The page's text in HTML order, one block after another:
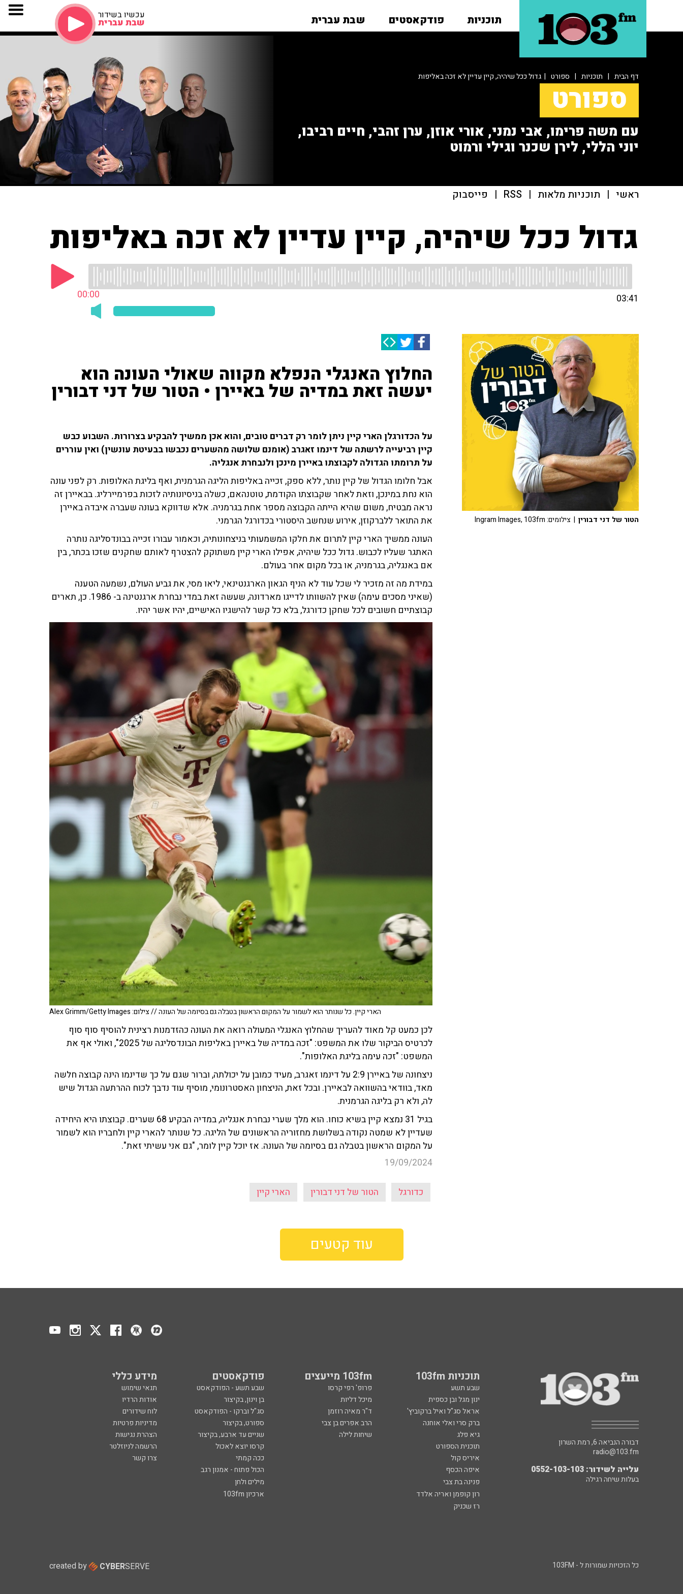
תוכניות פודקאסטים שבת עברית עכשיו בשידור
שבת עברית
דף הבית | תוכניות | ספורט | גדול ככל שיהיה, קיין עדיין לא זכה באליפות
ספורט
עם משה פרימו, אבי נמני, אורי אוזן, ערן זהבי, חיים רביבו,
יוני הללי, לירן שכנר וגילי ורמוט
ראשי | תוכניות מלאות |
RSS
| פייסבוק
גדול ככל שיהיה, קיין עדיין לא זכה באליפות
00:00 03:41
החלוץ האנגלי הנפלא מקווה שאולי העונה הוא
יעשה זאת במדיה של באיירן • הטור של דני דבורין
על הכדורגלן הארי קיין ניתן לומר רק דברים טובים, והוא אכן ממשיך להבקיע בצרורות. השבוע כבש
קיין רביעייה לרשתה של דינמו זאגרב (אומנם שלושה מהשערים נכבשו בבעיטת עונשין) ואין עוררים
על תרומתו הגדולה לקבוצתו באיירן מינכן ולנבחרת אנגליה.
אבל חלומו הגדול של קיין נותר, ללא ספק, זכייה באליפות הליגה הגרמנית, ואף בליגת האלופות. רק לפני עונה
הוא נחת במינכן, וזאת לאחר שקבוצתו הקודמת, טוטנהאם, כשלה בניסיונותיה לזכות בפרמיירליג. בבאיירן זה
נראה מבטיח, משום שהיא הייתה הקבוצה מספר אחת בגרמניה. אלא שדווקא בעונה שעברה איבדה באיירן
את התואר ללברקוזן, אירוע שנחשב היסטורי בכדורגל הגרמני.
העונה ממשיך הארי קיין לתרום את חלקו המשמעותי בניצחונותיה, וכאמור עבורו זכייה בבונדסליגה נותרה
האתגר שעליו לכבוש. גדול ככל שיהיה, אפילו הארי קיין משתוקק להצטרף לאותם שחקנים שזכו בכתר, בין
אם באנגליה, בגרמניה, או בכל מקום אחר בעולם.
במידת מה זה מזכיר לי שכל עוד לא הניף הגאון הארגנטינאי, ליאו מסי, את גביע העולם, נשמעה הטענה
(שאיני מסכים עימה) שאין להשוותו לדייגו מארדונה, שעשה זאת במדי נבחרת ארגנטינה ב- 1986. כן, תארים
קבוצתיים חשובים לכל שחקן כדורגל, בלא כל קשר להישגיו האישיים, יהיו אשר יהיו.
הארי קיין. כל שנותר הוא לשמור על המקום הראשון בטבלה גם בסיומה של העונה // צילום: Alex Grimm/Getty Images
לכן כמעט קל מאוד להעריך שהחלוץ האנגלי המעולה רואה את העונה כהזדמנות רצינית להוסיף סוף סוף
לכרטיס הביקור שלו את המשפט: "זכה במדיה של באיירן באליפות הבונדסליגה של 2025", ואולי אף את
המשפט: "זכה עימה בליגת האלופות".
ניצחונה של באיירן 2:9 על דינמו זאגרב, מעיד כמובן על יכולתה, וברור שגם על כך שדינמו הינה קבוצה חלשה
מאד, בוודאי בהשוואה לבאיירן. ובכל זאת, הניצחון האסטרונומי, מוסיף עוד נדבך לכוח ההרתעה הגדול שיש
לה, ולא רק בליגה הגרמנית.
בגיל 31 נמצא קיין בשיא כוחו. הוא מלך שערי נבחרת אנגליה, במדיה הבקיע 68 שערים. קבוצתו היא היחידה
שעדיין לא שמטה נקודה בשלושת מחזוריה הראשונים של הליגה. כל שנותר להארי קיין ולחבריו הוא לשמור
על המקום הראשון בטבלה גם בסיומה של העונה. אז יוכל קיין לומר, "גם אני עשיתי זאת".
19/09/2024
כדורגל הטור של דני דבורין הארי קיין
הטור של דני דבורין | צילומים: Ingram Images, 103fm
עוד קטעים
תוכניות 103fm 103fm מייעצים פודקאסטים מידע כללי
שבע תשע פרופ' רפי קרסו שבע תשע - הפודקאסט
תנאי שימוש
ינון מגל ובן כספית
מיכל דליות בן וינון, בקיצור
אודות הרדיו
אראל סג"ל ואיל ברקוביץ'
ד"ר מאיה רוזמן סג"ל וברקו - הפודקאסט
לוח שידורים
ברק סרי ואלי אוחנה
הרב אפרים בן צבי ספורט, בקיצור
מדיניות פרטיות
גיא פלג
שיחות לילה שניים עד ארבע, בקיצור
הצהרת נגישות
תוכנית הספורט
קרסו יוצא לאכול
הרשמה לניוזלטר
איריס קול
ככה קמתי
צרו קשר
איפה הכסף
הכול פתוח - אמנון רגב
פנינה בת צבי
מילים ולחן
רון קופמן ואריה אלדד
ארכיון 103fm
רז שכניק
דבורה הנביאה 6, רמת השרון
radio@103.fm
עלייה לשידור: 0552-103-103
בעלות שיחה רגילה
כל הזכויות שמורות ל - 103FM created by CYBERSERVE